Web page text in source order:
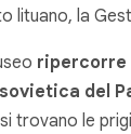
lituano, la
ripercorre
del
trovano le